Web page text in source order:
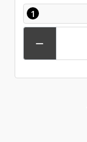
1
